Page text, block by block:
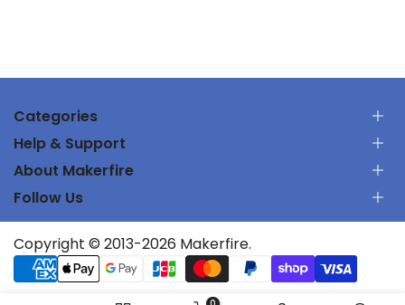
大
幅
に
節
約
し
ま
し
Categories
RC Car
RC Airplanes
FPV Racing Drones
UTMSYS
Help & Support
お問い合わせ
ご注文を追跡します
出荷ポリシー
サポートセンター
アフィリエイトプログラム
ディーラー
About Makerfire
私たちについて
プライバシーポリシー
利用規約
返品
知的財産権
Follow Us
WhatsApp: +8619075692302
Copyright © 2013-2026 Makerfire.